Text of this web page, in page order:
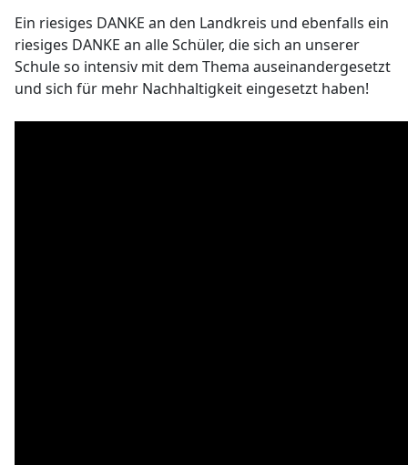
Ein riesiges DANKE an den Landkreis und ebenfalls ein
riesiges DANKE an alle Schüler, die sich an unserer
Schule so intensiv mit dem Thema auseinandergesetzt
und sich für mehr Nachhaltigkeit eingesetzt haben!